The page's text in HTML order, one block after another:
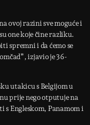
ovoj razini sve moguće i
one koje čine razliku.
spremni i da ćemo se
izjavio je 36-
utakicu s Belgijom u
prije nego otputuje na
s Engleskom, Panamom i